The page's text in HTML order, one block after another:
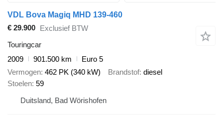
VDL Bova Magiq MHD 139-460
€ 29.900 Exclusief BTW
Touringcar
2009
901.500 km
Euro 5
Vermogen 462 PK (340 kW) Brandstof diesel
Stoelen 59
Duitsland, Bad Wörishofen